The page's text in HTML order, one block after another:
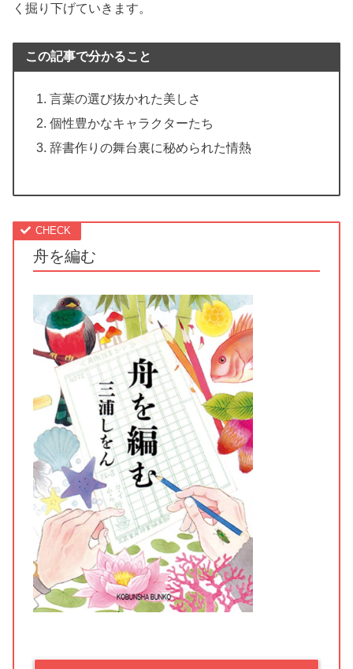
く掘り下げていきます。
この記事で分かること
言葉の選び抜かれた美しさ
個性豊かなキャラクターたち
辞書作りの舞台裏に秘められた情熱
舟を編む